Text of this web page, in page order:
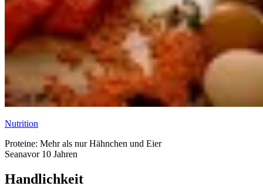
Nutrition
Proteine: Mehr als nur Hähnchen und Eier
Seanavor 10 Jahren
Handlichkeit